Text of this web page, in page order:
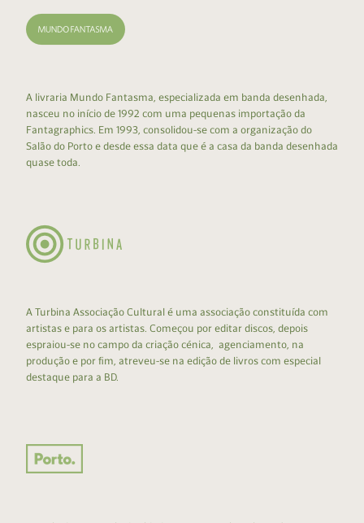
A livraria Mundo Fantasma, especializada em banda desenhada,
nasceu no início de 1992 com uma pequenas importação da
Fantagraphics. Em 1993, consolidou-se com a organização do
Salão do Porto e desde essa data que é a casa da banda desenhada
quase toda.
A Turbina Associação Cultural é uma associação constituída com
artistas e para os artistas. Começou por editar discos, depois
espraiou-se no campo da criação cénica, agenciamento, na
produção e por fim, atreveu-se na edição de livros com especial
destaque para a BD.